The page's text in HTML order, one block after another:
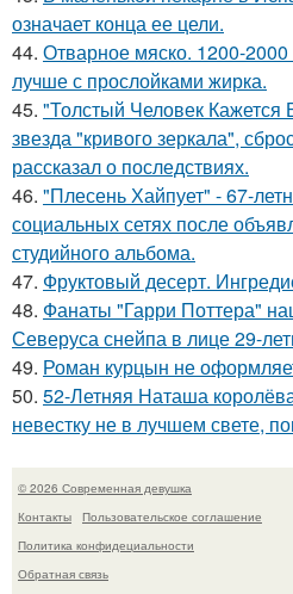
означает конца ее цели.
44. Отварное мяско. 1200-2000
лучше с прослойками жирка.
45. "Толстый Человек
звезда "кривого зеркала",
рассказал о последствиях.
46. "Плесень Хайпует" - 67-
социальных сетях после
студийного альбома.
47. Фруктовый десерт.
48. Фанаты "Гарри Поттера"
Северуса снейпа в лице 29-
49. Роман курцын не
50. 52-Летняя Наташа
невестку не в лучшем свете,
© 2026 Современная девушка
Контакты
Пользовательское соглашение
Политика конфидециальности
Обратная связь